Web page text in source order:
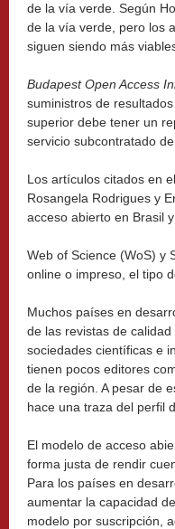
de la vía verde. Según
de la vía verde, pero los
siguen siendo más
Budapest Open Access
suministros de
superior debe tener un
servicio subcontratado de
Los artículos citados en
Rosangela Rodrigues y
acceso abierto en Brasil
Web of Science (WoS) y
online o impreso, el tipo
Muchos países en
de las revistas de
sociedades científicas e
tienen pocos editores
de la región. A pesar de
hace una traza del perfil
El modelo de acceso
forma justa de rendir
Para los países en
aumentar la capacidad
modelo por suscripción,